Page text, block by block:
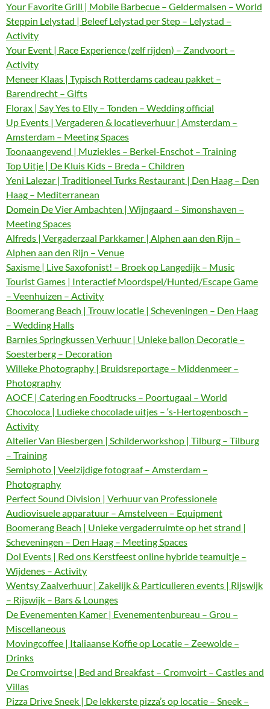
Your Favorite Grill | Mobile Barbecue – Geldermalsen – World
Steppin Lelystad | Beleef Lelystad per Step – Lelystad –
Activity
Your Event | Race Experience (zelf rijden) – Zandvoort –
Activity
Meneer Klaas | Typisch Rotterdams cadeau pakket –
Barendrecht – Gifts
Florax | Say Yes to Elly – Tonden – Wedding official
Up Events | Vergaderen & locatieverhuur | Amsterdam –
Amsterdam – Meeting Spaces
Toonaangevend | Muziekles – Berkel-Enschot – Training
Top Uitje | De Kluis Kids – Breda – Children
Yeni Lalezar | Traditioneel Turks Restaurant | Den Haag – Den
Haag – Mediterranean
Domein De Vier Ambachten | Wijngaard – Simonshaven –
Meeting Spaces
Alfreds | Vergaderzaal Parkkamer | Alphen aan den Rijn –
Alphen aan den Rijn – Venue
Saxisme | Live Saxofonist! – Broek op Langedijk – Music
Tourist Games | Interactief Moordspel/Hunted/Escape Game
– Veenhuizen – Activity
Boomerang Beach | Trouw locatie | Scheveningen – Den Haag
– Wedding Halls
Barnies Springkussen Verhuur | Unieke ballon Decoratie –
Soesterberg – Decoration
Willeke Photography | Bruidsreportage – Middenmeer –
Photography
AOCF | Catering en Foodtrucks – Poortugaal – World
Chocoloca | Ludieke chocolade uitjes – ‘s-Hertogenbosch –
Activity
Altelier Van Biesbergen | Schilderworkshop | Tilburg – Tilburg
– Training
Semiphoto | Veelzijdige fotograaf – Amsterdam –
Photography
Perfect Sound Division | Verhuur van Professionele
Audiovisuele apparatuur – Amstelveen – Equipment
Boomerang Beach | Unieke vergaderruimte op het strand |
Scheveningen – Den Haag – Meeting Spaces
Dol Events | Red ons Kerstfeest online hybride teamuitje –
Wijdenes – Activity
Wentsy Zaalverhuur | Zakelijk & Particulieren events | Rijswijk
– Rijswijk – Bars & Lounges
De Evenementen Kamer | Evenementenbureau – Grou –
Miscellaneous
Movingcoffee | Italiaanse Koffie op Locatie – Zeewolde –
Drinks
De Cromvoirtse | Bed and Breakfast – Cromvoirt – Castles and
Villas
Pizza Drive Sneek | De lekkerste pizza’s op locatie – Sneek –